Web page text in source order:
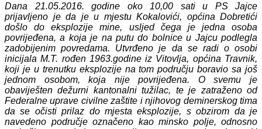
Dana 21.05.2016. godine oko 10,00 sati u PS Jajce
prijavljeno je da je u mjestu Kokalovići, općina Dobretići
došlo do eksplozije mine, usljed čega je jedna osoba
povrijeđena, a koja je na putu do bolnice u Jajcu podlegla
zadobijenim povredama. Utvrđeno je da se radi o osobi
inicijala M.T. rođen 1963.godine iz Vitovlja, općina Travnik,
koji je u trenutku eksplozije na tom području boravio sa još
jednom osobom, koja nije povrijeđena. O svemu je
obaviješten dežurni kantonalni tužilac, te je zatraženo od
Federalne uprave civilne zaštite i njihovog deminerskog tima
da se očisti prilaz do mjesta eksplozije, s obzirom da je
navedeno područje označeno kao minsko polje, odnosno